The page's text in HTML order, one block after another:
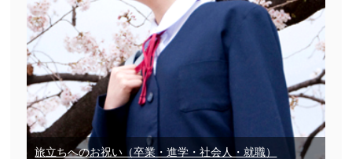
旅立ちへのお祝い（卒業・進学・社会人・就職）